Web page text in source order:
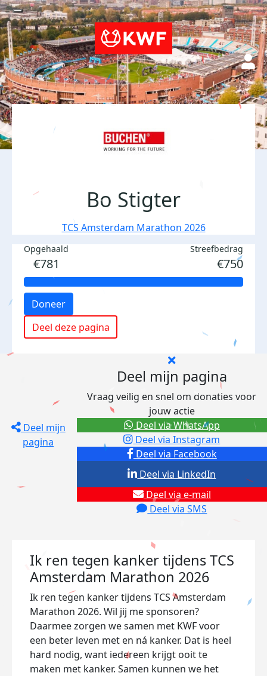
Bo Stigter
TCS Amsterdam Marathon 2026
Opgehaald
€781
Streefbedrag
€750
Doneer
Deel deze pagina
Deel mijn
pagina
Deel mijn pagina
Vraag veilig en snel om donaties voor
jouw actie
Deel via Facebook
Deel via Instagram
Deel via e-mail
Deel via SMS
Deel via LinkedIn
Deel via WhatsApp
Ik ren tegen kanker tijdens TCS
Amsterdam Marathon 2026
Ik ren tegen kanker tijdens TCS Amsterdam
Marathon 2026. Wil jij me sponsoren?
Daarmee zorgen we samen met KWF voor
een beter leven met en ná kanker. Dat is heel
hard nodig, want iedereen krijgt ooit te
maken met kanker. Samen kunnen we het